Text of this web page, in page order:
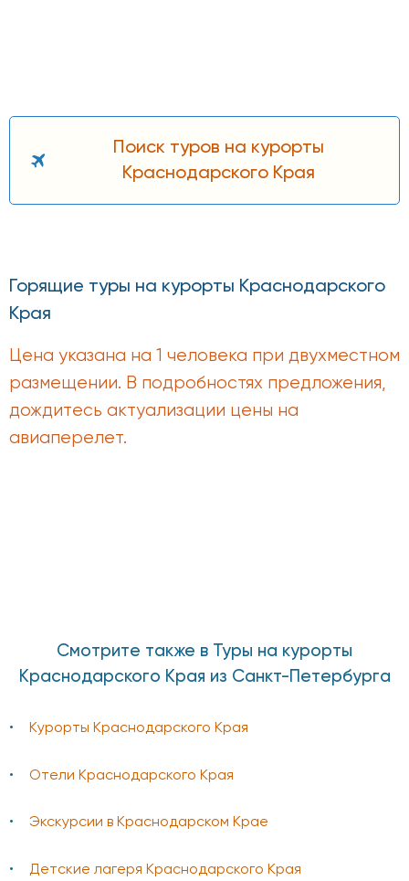
Поиск туров на курорты
Краснодарского Края
Горящие туры на курорты Краснодарского
Края
Цена указана на 1 человека при двухместном
размещении. В подробностях предложения,
дождитесь актуализации цены на
авиаперелет.
Смотрите также в Туры на курорты
Краснодарского Края из Санкт-Петербурга
Курорты Краснодарского Края
Отели Краснодарского Края
Экскурсии в Краснодарском Крае
Детские лагеря Краснодарского Края